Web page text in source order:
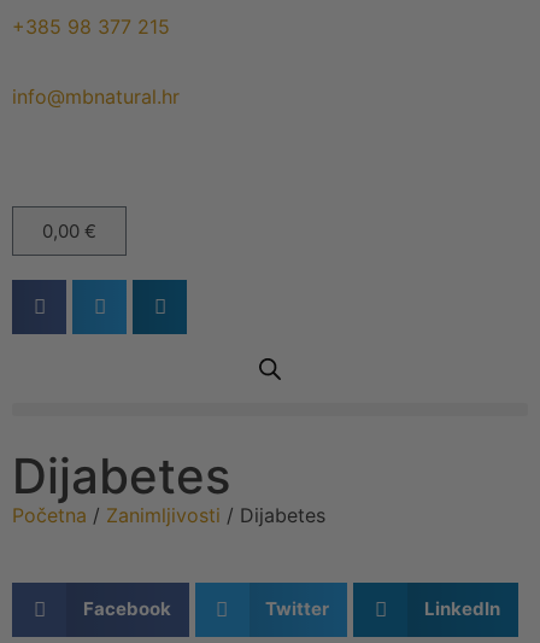
+385 98 377 215
info@mbnatural.hr
0,00 €
Dijabetes
Početna / Zanimljivosti / Dijabetes
Facebook Twitter LinkedIn